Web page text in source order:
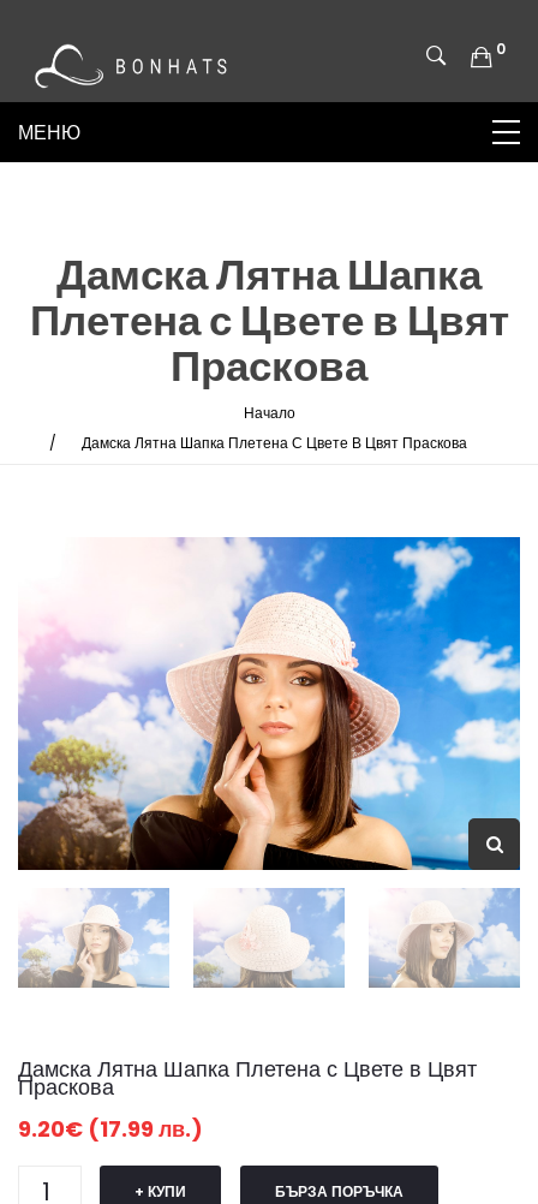
0
Дамска Лятна Шапка
Плетена с Цвете в Цвят
Праскова
Начало
Дамска Лятна Шапка Плетена С Цвете В Цвят Праскова
Дамска Лятна Шапка Плетена с Цвете в Цвят
Праскова
9.20€ (17.99 лв.)
+ КУПИ БЪРЗА ПОРЪЧКА